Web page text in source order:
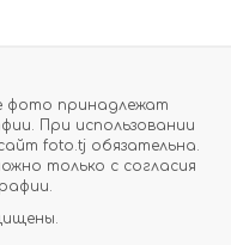
фото принадлежат
При использовании
foto.tj обязательна.
только с согласия